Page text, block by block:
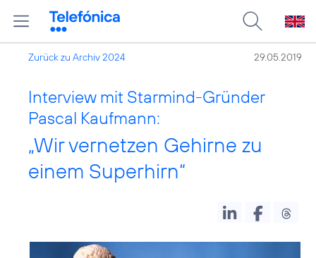
Zurück zu Archiv 2024 29.05.2019
Interview mit Starmind-Gründer
Pascal Kaufmann:
„Wir vernetzen Gehirne zu
einem Superhirn“